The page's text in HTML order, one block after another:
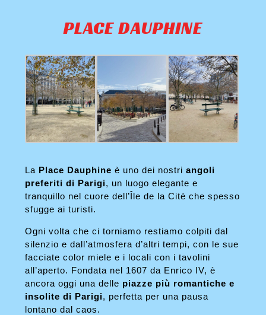
PLACE DAUPHINE
La Place Dauphine è uno dei nostriangoli
preferiti di Parigi, un luogo elegante e
tranquillo nel cuore dell’Île de la Cité che spesso
sfugge ai turisti.
Ogni volta che ci torniamo restiamo colpiti dal
silenzio e dall’atmosfera d’altri tempi, con le sue
facciate color miele e i locali con i tavolini
all’aperto. Fondata nel 1607 da Enrico IV, è
ancora oggi una delle piazze più romantiche e
insolite di Parigi, perfetta per una pausa
lontano dal caos.